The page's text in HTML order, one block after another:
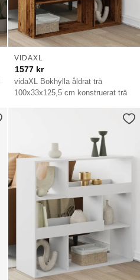
vidaXL Bokhylla åldrat trä
100x33x125,5 cm konstruerat trä
VIDAXL
1577 kr